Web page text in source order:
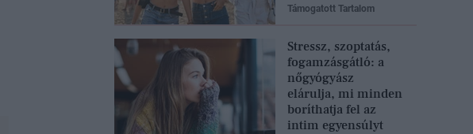
Támogatott Tartalom
Stressz, szoptatás,
fogamzásgátló: a
nőgyógyász
elárulja, mi minden
boríthatja fel az
intim egyensúlyt